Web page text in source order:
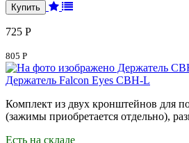
725 Р
805 Р
Держатель Falcon Eyes CBH-L
Комплект из двух кронштейнов для
(зажимы приобретается отдельно),
Есть на складе